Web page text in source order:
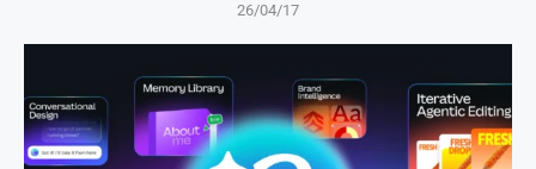
26/04/17